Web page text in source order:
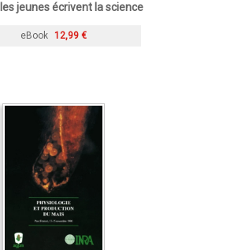
jeunes écrivent la science
eBook 12,99 €